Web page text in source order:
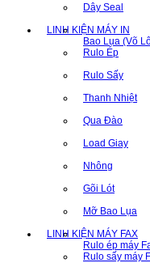
Dây Seal
LINH KIỆN MÁY IN
Bao Lụa (Võ
Rulo Ép
Rulo Sấy
Thanh Nhiệt
Qua Đào
Load Giay
Nhông
Gõi Lót
Mỡ Bao Lụa
LINH KIỆN MÁY FAX
Rulo ép máy
Rulo sấy máy